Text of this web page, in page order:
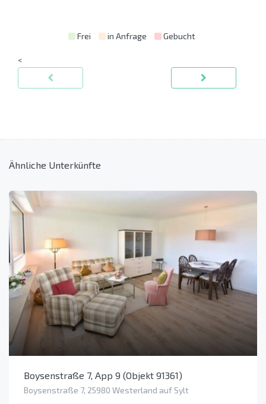
Frei in Anfrage Gebucht
<
Ähnliche Unterkünfte
Boysenstraße 7, App 9 (Objekt 91361)
Boysenstraße 7, 25980 Westerland auf Sylt